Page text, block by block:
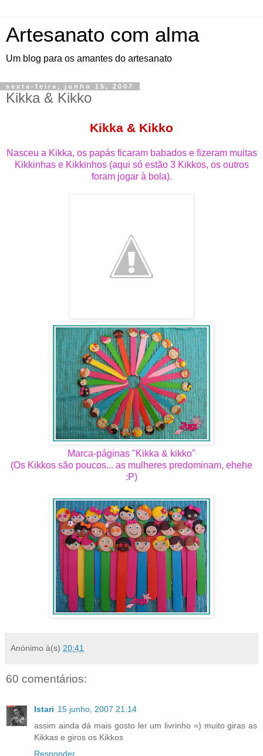
Artesanato com alma
Um blog para os amantes do artesanato
sexta-feira, junho 15, 2007
Kikka & Kikko
Kikka & Kikko
Nasceu a Kikka, os papás ficaram babados e fizeram muitas
Kikkinhas e Kikkinhos (aqui só estão 3 Kikkos, os outros
foram jogar à bola).
Marca-páginas "Kikka & kikko"
(Os Kikkos são poucos... as mulheres predominam, ehehe
:P)
Anónimo à(s) 20:41
60 comentários:
Istari 15 junho, 2007 21:14
assim ainda dá mais gosto ler um livrinho =) muito giras as
Kikkas e giros os Kikkos
Responder